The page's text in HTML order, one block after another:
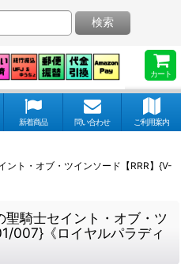
カート
検索
新着商品 問い合わせ ご利用案内
ント・オブ・ツインソード【RRR】{V-
聖騎士セイント・オブ・ツ
007}《ロイヤルパラディ